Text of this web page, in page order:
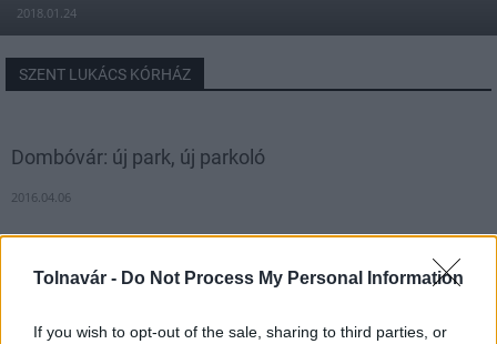
Tolnavár - Do Not Process My Personal Information
If you wish to opt-out of the sale, sharing to third parties, or
2018.01.24
SZENT LUKÁCS KÓRHÁZ
Dombóvár: új park, új parkoló
2016.04.06
1